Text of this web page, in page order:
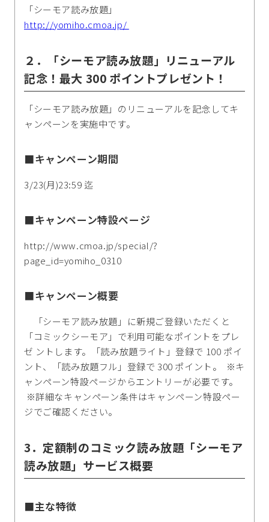
「シーモア読み放題」
http://yomiho.cmoa.jp/
２．「シーモア読み放題」リニューアル
記念！最大 300 ポイントプレゼント！
「シーモア読み放題」のリニューアルを記念してキ
ャンペーンを実施中です。
■キャンペーン期間
3/23(月)23:59 迄
■キャンペーン特設ページ
http://www.cmoa.jp/special/?
page_id=yomiho_0310
■キャンペーン概要
「シーモア読み放題」に新規ご登録いただくと
「コミックシーモア」で利用可能なポイントをプレ
ゼ ントします。「読み放題ライト」登録で 100 ポイ
ント、「読み放題フル」登録で 300 ポイント。 ※キ
ャンペーン特設ページからエントリーが必要です。
※詳細なキャンペーン条件はキャンペーン特設ペー
ジでご確認ください。
3．定額制のコミック読み放題「シーモア
読み放題」サービス概要
■主な特徴